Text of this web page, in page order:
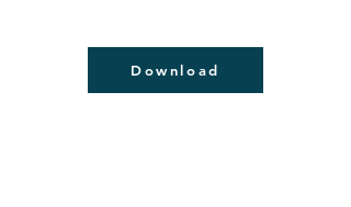
Download